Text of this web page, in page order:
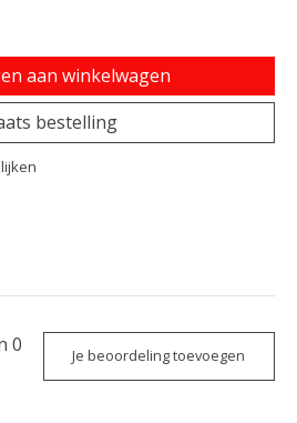
aan winkelwagen
bestelling
0
Je beoordeling toevoegen